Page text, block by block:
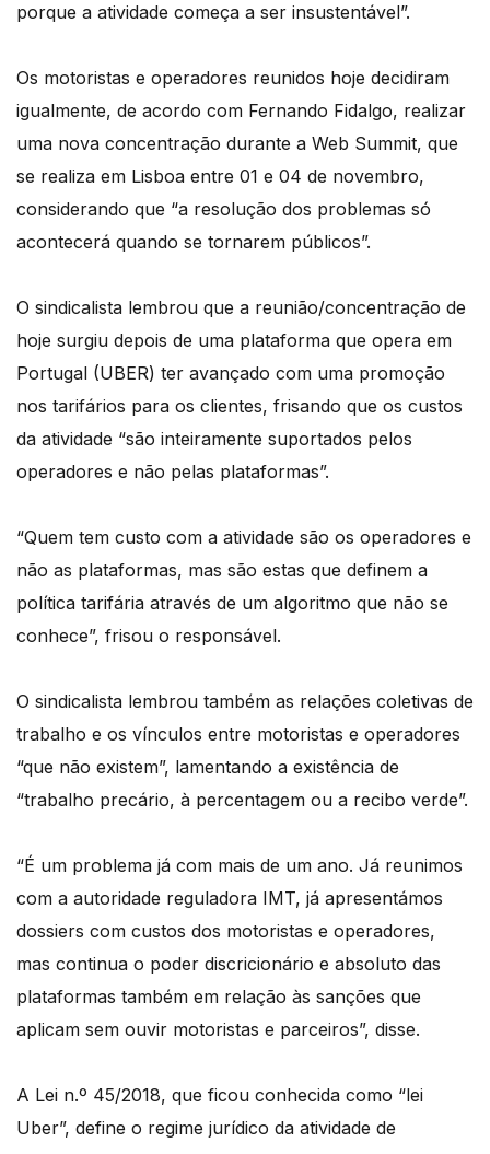
porque a atividade começa a ser insustentável”.
Os motoristas e operadores reunidos hoje decidiram
igualmente, de acordo com Fernando Fidalgo, realizar
uma nova concentração durante a Web Summit, que
se realiza em Lisboa entre 01 e 04 de novembro,
considerando que “a resolução dos problemas só
acontecerá quando se tornarem públicos”.
O sindicalista lembrou que a reunião/concentração de
hoje surgiu depois de uma plataforma que opera em
Portugal (UBER) ter avançado com uma promoção
nos tarifários para os clientes, frisando que os custos
da atividade “são inteiramente suportados pelos
operadores e não pelas plataformas”.
“Quem tem custo com a atividade são os operadores e
não as plataformas, mas são estas que definem a
política tarifária através de um algoritmo que não se
conhece”, frisou o responsável.
O sindicalista lembrou também as relações coletivas de
trabalho e os vínculos entre motoristas e operadores
“que não existem”, lamentando a existência de
“trabalho precário, à percentagem ou a recibo verde”.
“É um problema já com mais de um ano. Já reunimos
com a autoridade reguladora IMT, já apresentámos
dossiers com custos dos motoristas e operadores,
mas continua o poder discricionário e absoluto das
plataformas também em relação às sanções que
aplicam sem ouvir motoristas e parceiros”, disse.
A Lei n.º 45/2018, que ficou conhecida como “lei
Uber”, define o regime jurídico da atividade de